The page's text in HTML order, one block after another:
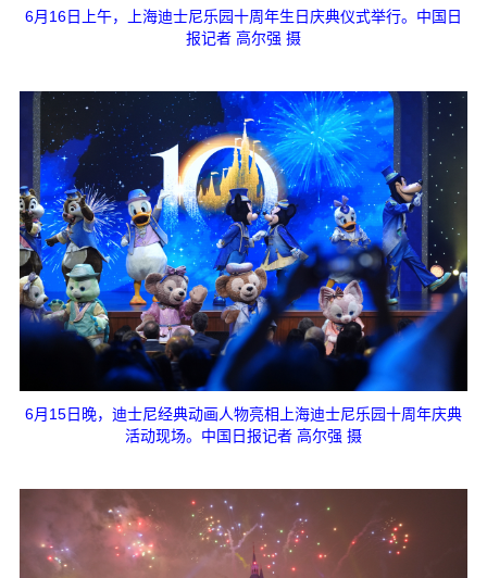
6月16日上午，上海迪士尼乐园十周年生日庆典仪式举行。中国日
报记者 高尔强 摄
6月15日晚，迪士尼经典动画人物亮相上海迪士尼乐园十周年庆典
活动现场。中国日报记者 高尔强 摄